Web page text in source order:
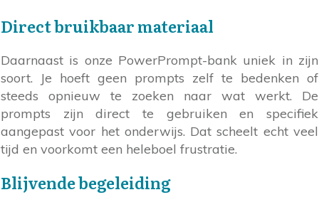
Direct bruikbaar materiaal
Daarnaast is onze PowerPrompt-bank uniek in zijn
soort. Je hoeft geen prompts zelf te bedenken of
steeds opnieuw te zoeken naar wat werkt. De
prompts zijn direct te gebruiken en specifiek
aangepast voor het onderwijs. Dat scheelt echt veel
tijd en voorkomt een heleboel frustratie.
Blijvende begeleiding